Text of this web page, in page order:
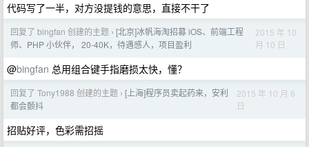
代码写了一半，对方没提钱的意思，直接不干了
回复了 bingfan 创建的主题 › [北京]冰帆海淘招募 iOS、前端工程
师、PHP 小伙伴， 20-40K，待遇感人，项目盈利
2015 年 10
月 10 日
@bingfan 总用组合键手指磨损太快，懂？
回复了 Tony1988 创建的主题 › [上海]程序员卖起药来，安利
都会颤抖
2015 年 10 月 6
日
招贴好评，色彩需招摇